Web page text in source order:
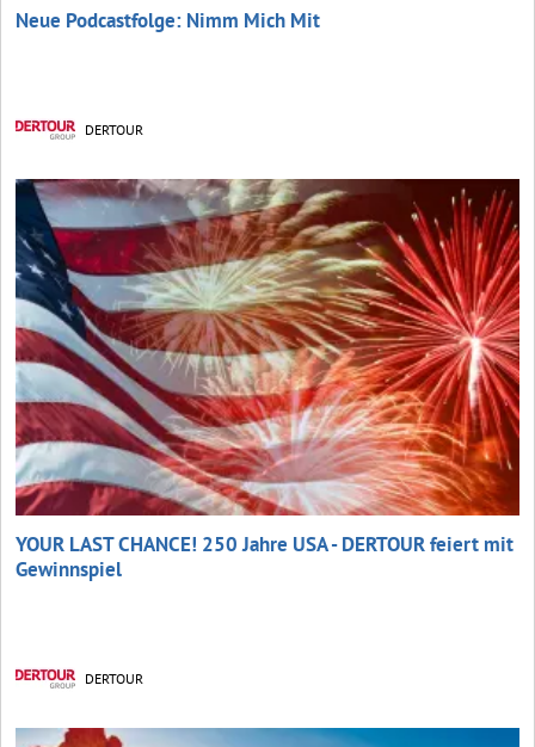
Neue Podcastfolge: Nimm Mich Mit
DERTOUR
YOUR LAST CHANCE! 250 Jahre USA - DERTOUR feiert mit
Gewinnspiel
DERTOUR